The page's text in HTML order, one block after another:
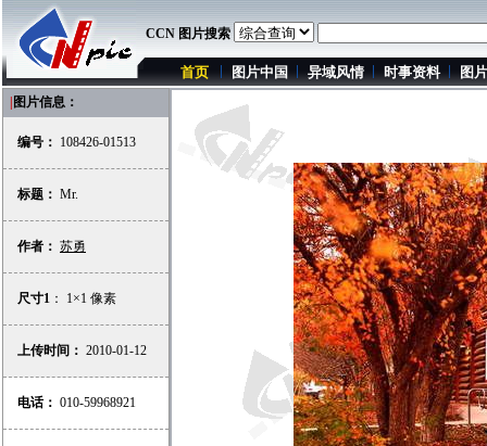
CCN 图片搜索
首页 图片中国 异域风情 时事资料 图
图片信息：
编号： 108426-01513
标题： Mr.
作者： 苏勇
尺寸1 ： 1×1 像素
上传时间： 2010-01-12
电话： 010-59968921